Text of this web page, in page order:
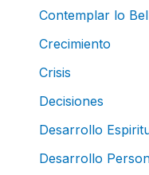
Contemplar lo
Crecimiento
Crisis
Decisiones
Desarrollo
Desarrollo